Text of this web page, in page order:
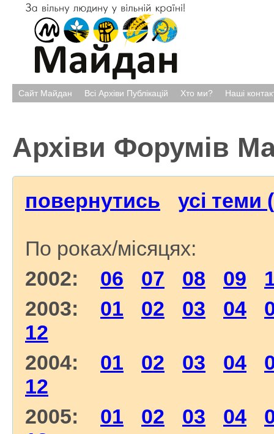
Сайт Майдан Всі Архіви Публікацій Хто ми? Наші
Архіви Форумів
повернутись усі теми
По роках/місяцях:
2002: 06 07 08 09
2003: 01 02 03 04
12
2004: 01 02 03 04
12
2005: 01 02 03 04